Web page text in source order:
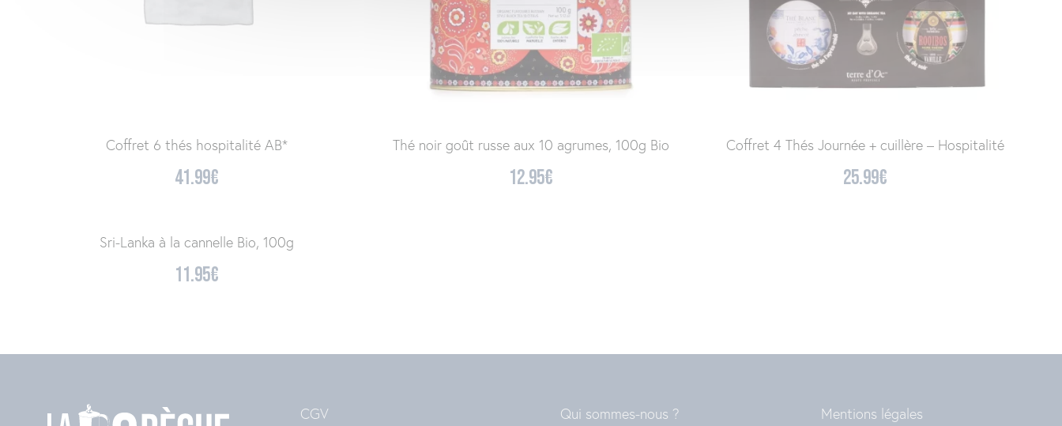
Coffret 6 thés hospitalité AB*
41.99€
Thé noir goût russe aux 10 agrumes, 100g Bio
12.95€
Coffret 4 Thés Journée + cuillère – Hospitalité
25.99€
Sri-Lanka à la cannelle Bio, 100g
11.95€
CGV Qui sommes-nous ? Mentions légales